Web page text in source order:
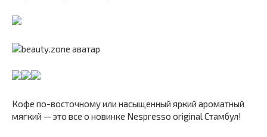
Кофе по-восточному или насыщенный яркий ароматный
мягкий — это все о новинке Nespresso original Стамбул!